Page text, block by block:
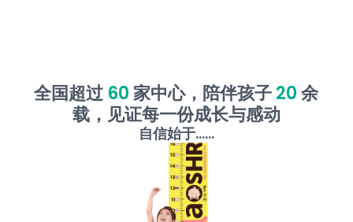
全国超过60家中心，陪伴孩子20余
载，见证每一份成长与感动
自信始于......